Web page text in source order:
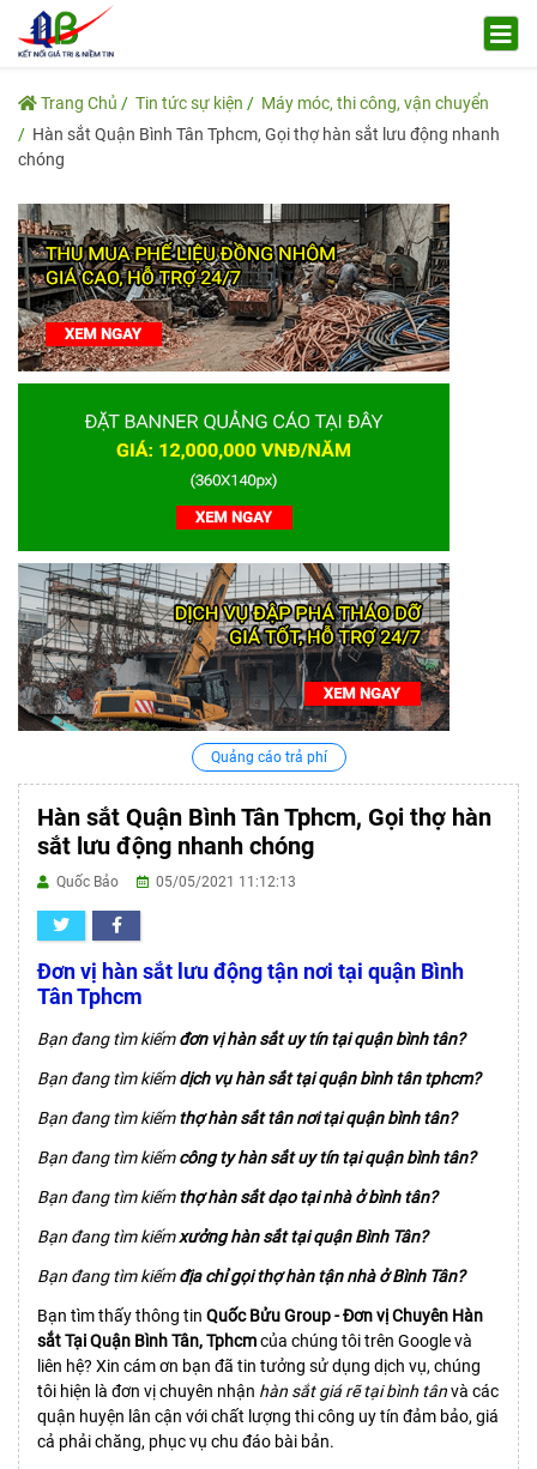
Trang Chủ Tin tức sự kiện
Máy móc, thi công, vận chuyển
Hàn sắt Quận Bình Tân Tphcm, Gọi thợ hàn sắt lưu động nhanh
chóng
Quảng cáo trả phí
Hàn sắt Quận Bình Tân Tphcm, Gọi thợ hàn
sắt lưu động nhanh chóng
Quốc Bảo 05/05/2021 11:12:13
Đơn vị hàn sắt lưu động tận nơi tại quận Bình
Tân Tphcm
Bạn đang tìm kiếmđơn vị hàn sắt uy tín tại quận bình tân?
Bạn đang tìm kiếmdịch vụ hàn sắt tại quận bình tân tphcm?
Bạn đang tìm kiếmthợ hàn sắt tân nơi tại quận bình tân?
Bạn đang tìm kiếmcông ty hàn sắt uy tín tại quận bình tân?
Bạn đang tìm kiếmthợ hàn sắt dạo tại nhà ở bình tân?
Bạn đang tìm kiếmxưởng hàn sắt tại quận Bình Tân?
Bạn đang tìm kiếmđịa chỉ gọi thợ hàn tận nhà ở Bình Tân?
Bạn tìm thấy thông tin Quốc Bửu Group - Đơn vị Chuyên Hàn
sắt Tại Quận Bình Tân, Tphcmcủa chúng tôi trên Google và
liên hệ? Xin cám ơn bạn đã tin tưởng sử dụng dịch vụ, chúng
tôi hiện là đơn vị chuyên nhận hàn sắt giá rẽ tại bình tânvà các
quận huyện lân cận với chất lượng thi công uy tín đảm bảo, giá
cả phải chăng, phục vụ chu đáo bài bản.